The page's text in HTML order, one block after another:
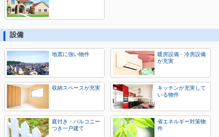
設備
地震に強い物件
暖房設備・冷房設備
が充実
収納スペースが充実
キッチンが充実して
いる物件
庭付き・バルコニー
つき一戸建て
省エネルギー対策物
件